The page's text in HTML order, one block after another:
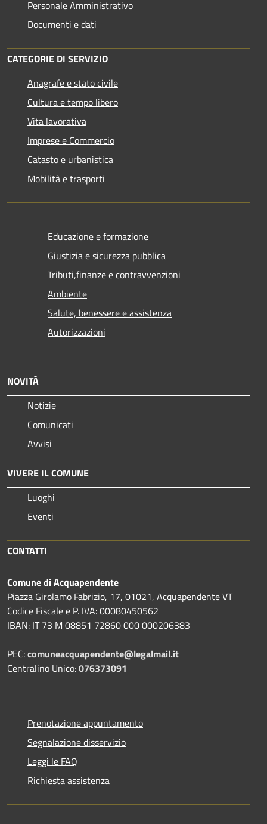
Personale Amministrativo
Documenti e dati
CATEGORIE DI SERVIZIO
Anagrafe e stato civile
Cultura e tempo libero
Vita lavorativa
Imprese e Commercio
Catasto e urbanistica
Mobilità e trasporti
Educazione e formazione
Giustizia e sicurezza pubblica
Tributi,finanze e contravvenzioni
Ambiente
Salute, benessere e assistenza
Autorizzazioni
NOVITÀ
Notizie
Comunicati
Avvisi
VIVERE IL COMUNE
Luoghi
Eventi
CONTATTI
Comune di Acquapendente
Piazza Girolamo Fabrizio, 17, 01021, Acquapendente VT
Codice Fiscale e P. IVA: 00080450562
IBAN: IT 73 M 08851 72860 000 000206383
PEC:comuneacquapendente@legalmail.it
Centralino Unico:076373091
Prenotazione appuntamento
Segnalazione disservizio
Leggi le FAQ
Richiesta assistenza